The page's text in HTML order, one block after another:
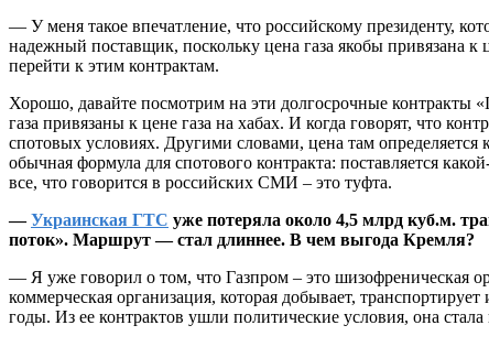
— У меня такое впечатление, что российскому президенту,
надежный поставщик, поскольку цена газа якобы привязана
перейти к этим контрактам.
Хорошо, давайте посмотрим на эти долгосрочные контракты
газа привязаны к цене газа на хабах. И когда говорят, что
спотовых условиях. Другими словами, цена там
обычная формула для спотового контракта: поставляется
все, что говорится в российских СМИ – это туфта.
—Украинская ГТС уже потеряла около 4,5 млрд куб.м.
поток». Маршрут — стал длиннее. В чем выгода Кремля?
— Я уже говорил о том, что Газпром – это шизофреническая
коммерческая организация, которая добывает,
годы. Из ее контрактов ушли политические условия, она